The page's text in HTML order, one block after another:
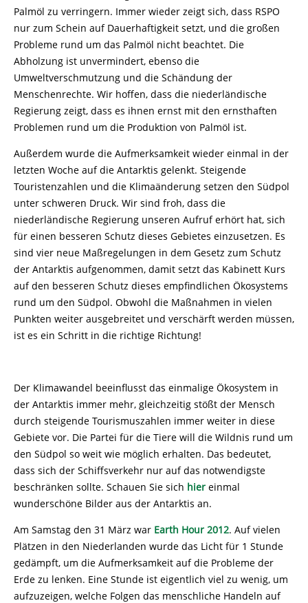
Palmöl zu verringern. Immer wieder zeigt sich, dass RSPO
nur zum Schein auf Dauerhaftigkeit setzt, und die großen
Probleme rund um das Palmöl nicht beachtet. Die
Abholzung ist unvermindert, ebenso die
Umweltverschmutzung und die Schändung der
Menschenrechte. Wir hoffen, dass die niederländische
Regierung zeigt, dass es ihnen ernst mit den ernsthaften
Problemen rund um die Produktion von Palmöl ist.
Außerdem wurde die Aufmerksamkeit wieder einmal in der
letzten Woche auf die Antarktis gelenkt. Steigende
Touristenzahlen und die Klimaänderung setzen den Südpol
unter schweren Druck. Wir sind froh, dass die
niederländische Regierung unseren Aufruf erhört hat, sich
für einen besseren Schutz dieses Gebietes einzusetzen. Es
sind vier neue Maßregelungen in dem Gesetz zum Schutz
der Antarktis aufgenommen, damit setzt das Kabinett Kurs
auf den besseren Schutz dieses empfindlichen Ökosystems
rund um den Südpol. Obwohl die Maßnahmen in vielen
Punkten weiter ausgebreitet und verschärft werden müssen,
ist es ein Schritt in die richtige Richtung!
Der Klimawandel beeinflusst das einmalige Ökosystem in
der Antarktis immer mehr, gleichzeitig stößt der Mensch
durch steigende Tourismuszahlen immer weiter in diese
Gebiete vor. Die Partei für die Tiere will die Wildnis rund um
den Südpol so weit wie möglich erhalten. Das bedeutet,
dass sich der Schiffsverkehr nur auf das notwendigste
beschränken sollte. Schauen Sie sich hier einmal
wunderschöne Bilder aus der Antarktis an.
Am Samstag den 31 März war Earth Hour 2012. Auf vielen
Plätzen in den Niederlanden wurde das Licht für 1 Stunde
gedämpft, um die Aufmerksamkeit auf die Probleme der
Erde zu lenken. Eine Stunde ist eigentlich viel zu wenig, um
aufzuzeigen, welche Folgen das menschliche Handeln auf